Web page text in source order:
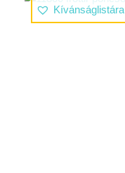
Kívánságlistára